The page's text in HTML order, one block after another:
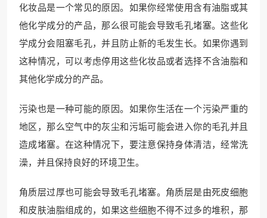
化妆品是一个常见的原因。如果你经常使用含有油脂或其
他化学成分的产品，那么很可能会导致毛孔堵塞。这些化
学成分会阻塞毛孔，并且防止新的毛发生长。如果你遇到
这种情况，可以考虑停用这些化妆品或者选择不含油脂和
其他化学成分的产品。
污染也是一种可能的原因。如果你生活在一个污染严重的
地区，那么空气中的灰尘和污垢可能会进入你的毛孔并且
造成堵塞。在这种情况下，要注意保持身体清洁，经常洗
澡，并且保持良好的环境卫生。
角质层过厚也可能会导致毛孔堵塞。角质层是由死皮细胞
和皮肤油脂组成的，如果这些细胞不得不过多的堆积，那